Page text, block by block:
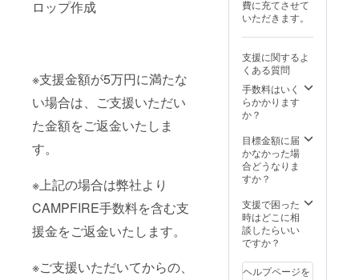
ロップ作成
※支援金額が5万円に満たな
い場合は、ご支援いただい
た金額をご返金いたしま
す。
※上記の場合は弊社より
CAMPFIRE手数料を含む支
援金をご返金いたします。
※ご支援いただいてからの、
ワース
タン
ド、ミ
り、メ
ンバー
の写真
と、メ
ンバー
お礼動
画(30秒
程度)を
後日
(ダウン
ロード
URL共
有)にて
いたし
費に充てさせて
いただきます。
支援に関するよ
くある質問
手数料はいく
らかかります
か？
目標金額に届
かなかった場
合どうなりま
すか？
支援で困った
時はどこに相
談したらいい
ですか？
ヘルプページを